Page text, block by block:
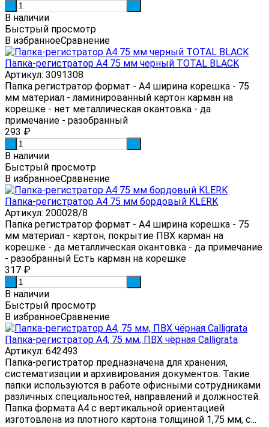
В наличии
Быстрый просмотр
В избранноеСравнение
Папка-регистратор А4 75 мм черный TOTAL BLACK
Артикул: 3091308
Папка регистратор формат - А4 ширина корешка - 75
мм материал - ламинированный картон карман на
корешке - нет металлическая окантовка - да
примечание - разобранный
293 ₽
В наличии
Быстрый просмотр
В избранноеСравнение
Папка-регистратор А4 75 мм бордовый KLERK
Артикул: 200028/8
Папка регистратор формат - А4 ширина корешка - 75
мм материал - картон, покрытие ПВХ карман на
корешке - да металлическая окантовка - да примечание
- разобранный Есть карман на корешке
317 ₽
В наличии
Быстрый просмотр
В избранноеСравнение
Папка-регистратор А4, 75 мм, ПВХ чёрная Calligrata
Артикул: 642493
Папка-регистратор предназначена для хранения,
систематизации и архивирования документов. Такие
папки используются в работе офисными сотрудниками
различных специальностей, направлений и должностей.
Папка формата А4 с вертикальной ориентацией
изготовлена из плотного картона толщиной 1,75 мм, с...